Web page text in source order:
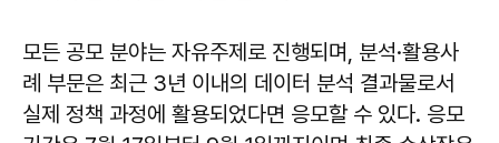
모든 공모 분야는 자유주제로 진행되며, 분석·활용사
례 부문은 최근 3년 이내의 데이터 분석 결과물로서
실제 정책 과정에 활용되었다면 응모할 수 있다. 응모